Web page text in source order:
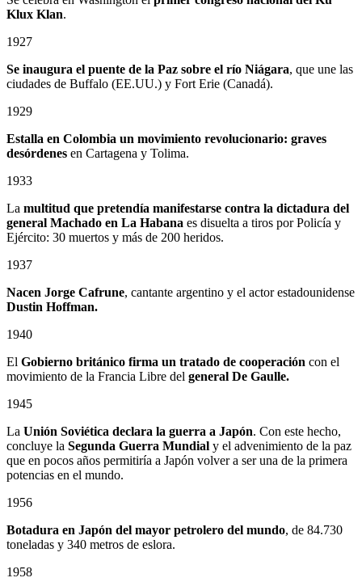
Klux Klan.
1927
Se inaugura el puente de la Paz sobre el río Niágara, que une las
ciudades de Buffalo (EE.UU.) y Fort Erie (Canadá).
1929
Estalla en Colombia un movimiento revolucionario: graves
desórdenes en Cartagena y Tolima.
1933
La multitud que pretendía manifestarse contra la dictadura del
general Machado en La Habana es disuelta a tiros por Policía y
Ejército: 30 muertos y más de 200 heridos.
1937
Nacen Jorge Cafrune, cantante argentino y el actor estadounidense
Dustin Hoffman.
1940
El Gobierno británico firma un tratado de cooperación con el
movimiento de la Francia Libre del general De Gaulle.
1945
La Unión Soviética declara la guerra a Japón. Con este hecho,
concluye la Segunda Guerra Mundial y el advenimiento de la paz
que en pocos años permitiría a Japón volver a ser una de la primera
potencias en el mundo.
1956
Botadura en Japón del mayor petrolero del mundo, de 84.730
toneladas y 340 metros de eslora.
1958